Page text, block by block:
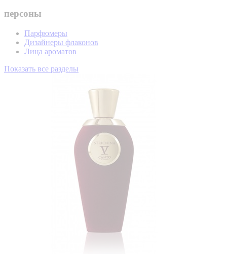
персоны
Парфюмеры
Дизайнеры флаконов
Лица ароматов
Показать все разделы